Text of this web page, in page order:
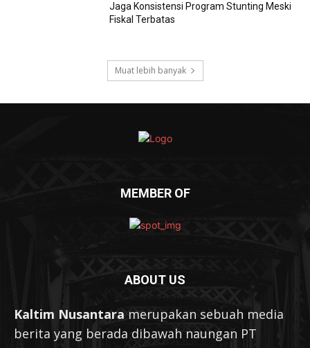
Jaga Konsistensi Program Stunting Meski
Fiskal Terbatas
Muat lebih banyak
MEMBER OF
ABOUT US
Kaltim Nusantara merupakan sebuah media
berita yang berada dibawah naungan PT